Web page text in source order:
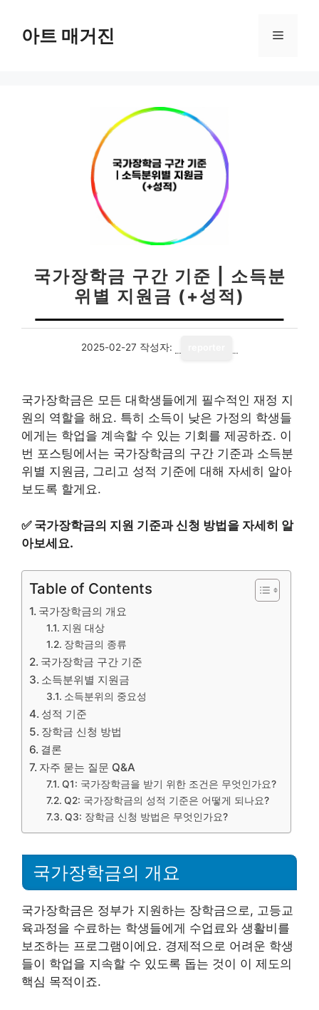
아트 매거진 메
국가장학금 구간 기준 | 소득분
위별 지원금 (+성적)
2025-02-27 작성자:
국가장학금은 모든 대학생들에게 필수적인 재정 지
원의 역할을 해요. 특히 소득이 낮은 가정의 학생들
에게는 학업을 계속할 수 있는 기회를 제공하죠. 이
번 포스팅에서는 국가장학금의 구간 기준과 소득분
위별 지원금, 그리고 성적 기준에 대해 자세히 알아
보도록 할게요.
✅ 국가장학금의 지원 기준과 신청 방법을 자세히 알
아보세요.
Table of Contents
국가장학금의 개요
지원 대상
장학금의 종류
국가장학금 구간 기준
소득분위별 지원금
소득분위의 중요성
성적 기준
장학금 신청 방법
결론
자주 묻는 질문 Q&A
Q1: 국가장학금을 받기 위한 조건은 무엇인가요?
Q2: 국가장학금의 성적 기준은 어떻게 되나요?
Q3: 장학금 신청 방법은 무엇인가요?
국가장학금의 개요
국가장학금은 정부가 지원하는 장학금으로, 고등교
육과정을 수료하는 학생들에게 수업료와 생활비를
보조하는 프로그램이에요. 경제적으로 어려운 학생
들이 학업을 지속할 수 있도록 돕는 것이 이 제도의
핵심 목적이죠.